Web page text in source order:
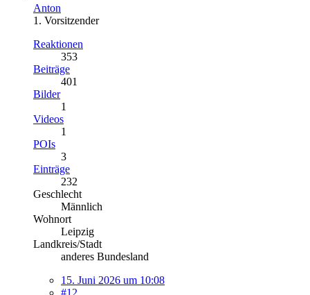
Anton
1. Vorsitzender
Reaktionen
353
Beiträge
401
Bilder
1
Videos
1
POIs
3
Einträge
232
Geschlecht
Männlich
Wohnort
Leipzig
Landkreis/Stadt
anderes Bundesland
15. Juni 2026 um 10:08